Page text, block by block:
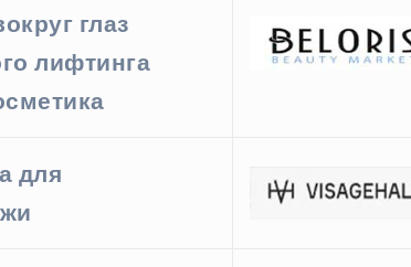
глаз
лифтинга
для